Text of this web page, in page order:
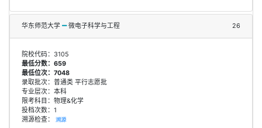
华东师范大学 微电子科学与工程 26
院校代码：3105
最低分数：659
最低位次：7048
录取批次：普通类 平行志愿批
专业层次：本科
限考科目：物理&化学
投档次数：1
溯源检查： 溯源